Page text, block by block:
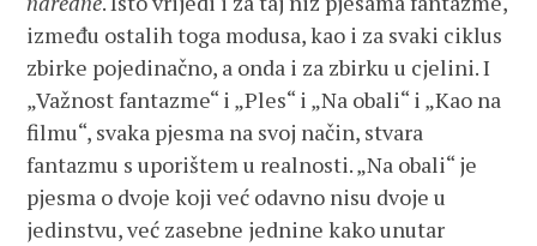
između ostalih toga modusa, kao i za svaki ciklus
zbirke pojedinačno, a onda i za zbirku u cjelini. I
„Važnost fantazme“ i „Ples“ i „Na obali“ i „Kao na
filmu“, svaka pjesma na svoj način, stvara
fantazmu s uporištem u realnosti. „Na obali“ je
pjesma o dvoje koji već odavno nisu dvoje u
jedinstvu, već zasebne jednine kako unutar